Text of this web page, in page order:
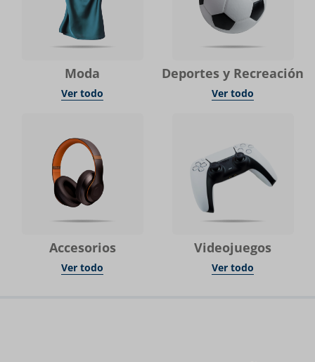
Moda
Ver todo
Deportes y Recreación
Ver todo
Accesorios
Ver todo
Videojuegos
Ver todo